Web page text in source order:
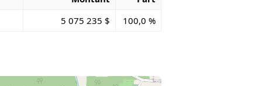
5 075 235 $
100,0 %